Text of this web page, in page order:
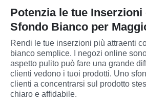
Potenzia le tue Inserzioni
Sfondo Bianco per
Rendi le tue inserzioni più attraenti
bianco semplice. I negozi online
aspetto pulito può fare una grande
clienti vedono i tuoi prodotti. Uno
clienti a concentrarsi sul prodotto
chiaro e affidabile.